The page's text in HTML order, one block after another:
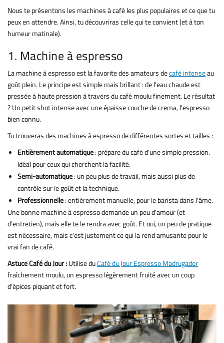
Nous te présentons les machines à café les plus populaires et ce que tu
peux en attendre. Ainsi, tu découvriras celle qui te convient (et à ton
humeur matinale).
1. Machine à espresso
La machine à espresso est la favorite des amateurs decafé intenseau
goût plein. Le principe est simple mais brillant : de l'eau chaude est
pressée à haute pression à travers du café moulu finement. Le résultat
? Un petit shot intense avec une épaisse couche de crema, l'espresso
bien connu.
Tu trouveras des machines à espresso de différentes sortes et tailles :
Entièrement automatique: prépare du café d'une simple pression.
Idéal pour ceux qui cherchent la facilité.
Semi-automatique: un peu plus de travail, mais aussi plus de
contrôle sur le goût et la technique.
Professionnelle: entièrement manuelle, pour le barista dans l'âme.
Une bonne machine à espresso demande un peu d'amour (et
d'entretien), mais elle te le rendra avec goût. Et oui, un peu de pratique
est nécessaire, mais c'est justement ce qui la rend amusante pour le
vrai fan de café.
Astuce Café du Jour :Utilise duCafé du Jour Espresso Madrugador
fraîchement moulu, un espresso légèrement fruité avec un coup
d'épices piquant et fort.